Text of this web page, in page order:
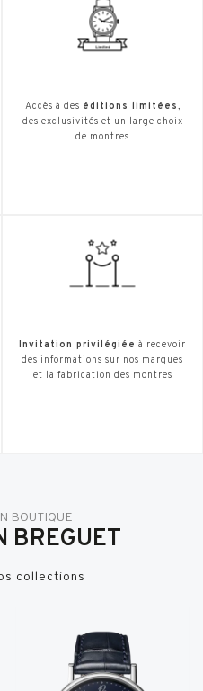
Accès à des éditions limitées,
des exclusivités et un large choix
de montres
Invitation privilégiée à recevoir
des informations sur nos marques
et la fabrication des montres
BOUTIQUE
BREGUET
collections